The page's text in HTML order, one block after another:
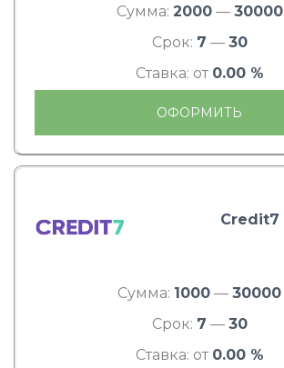
Сумма: 2000— 30000
Срок: 7 — 30
Ставка: от 0.00 %
ОФОРМИТЬ
Credit7
Сумма: 1000 — 30000
Срок: 7 — 30
Ставка: от 0.00 %